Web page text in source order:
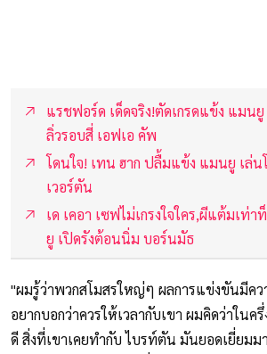
แรชฟอร์ด เด็ดจริง!ตัดเกรดแข้ง แมน
ลิ่วรอบสี่ เอฟเอ คัพ
โดนใจ! เทน ฮาก ปลื้มแข้ง แมนยู เล่
เวอร์ตัน
เด เคอา เซฟไม่เกรงใจใคร,ผีแต้มเท่
ยู เปิดรังต้อนนิ่ม บอร์นมัธ
"ผมรู้ว่าพวกสโมสรใหญ่ๆ ผลการแข่งขันมีค
อยากบอกว่าควรให้เวลากับเขา ผมคิดว่าในค
ดี สิ่งที่เขาเคยทำกับ ไบรท์ตัน มันยอดเยี่ยม